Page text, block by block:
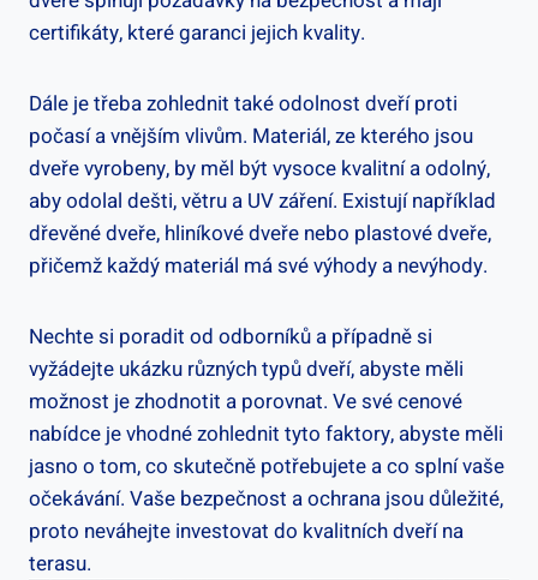
certifikáty, které garanci jejich kvality.
Dále je třeba zohlednit také odolnost dveří proti
počasí a vnějším vlivům. Materiál, ze kterého jsou
dveře vyrobeny, by měl být vysoce kvalitní a odolný,
aby odolal dešti, větru a UV záření. Existují například
dřevěné dveře, hliníkové dveře nebo plastové dveře,
přičemž každý materiál má své výhody a nevýhody.
Nechte si poradit od odborníků a případně si
vyžádejte ukázku různých typů dveří, abyste měli
možnost je zhodnotit a porovnat. Ve své cenové
nabídce je vhodné zohlednit tyto faktory, abyste měli
jasno o tom, co skutečně potřebujete a co splní vaše
očekávání. Vaše bezpečnost a ochrana jsou důležité,
proto neváhejte investovat do kvalitních dveří na
terasu.